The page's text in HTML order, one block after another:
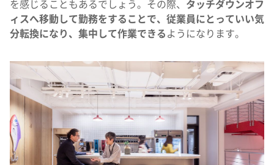
を感じることもあるでしょう。その際、 タッチダウンオフ
ィスへ移動して勤務をすることで、従業員にとっていい気
分転換になり、集中して作業できる ようになります。